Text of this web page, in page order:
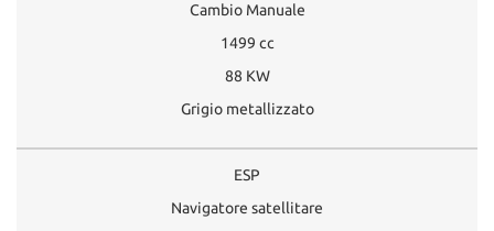
Cambio Manuale
1499 cc
88 KW
Grigio metallizzato
ESP
Navigatore satellitare